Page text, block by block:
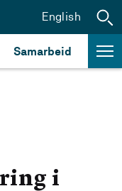
Samarbeid
English
i